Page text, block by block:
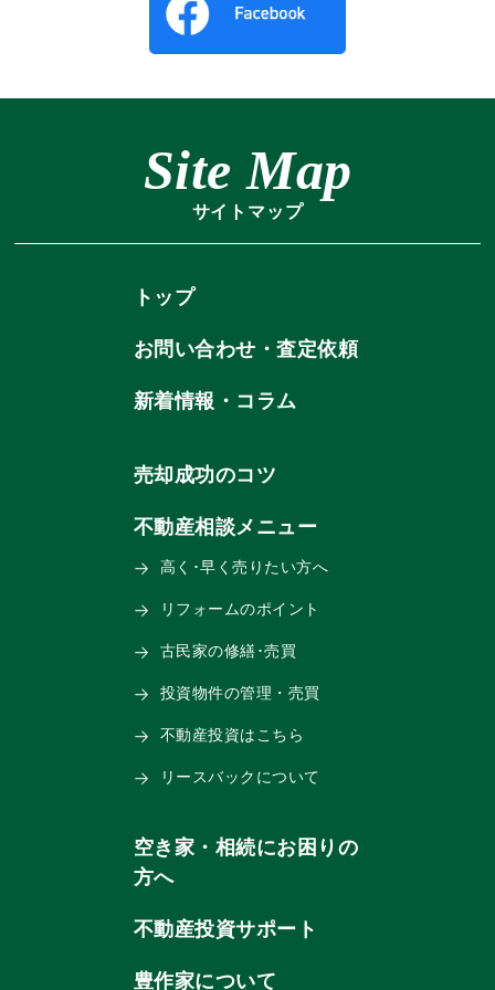
Site Map
サイトマップ
トップ
お問い合わせ・査定依頼
新着情報・コラム
売却成功のコツ
不動産相談メニュー
高く･早く売りたい方へ
リフォームのポイント
古民家の修繕･売買
投資物件の管理・売買
不動産投資はこちら
リースバックについて
空き家・相続にお困りの
方へ
不動産投資サポート
豊作家について